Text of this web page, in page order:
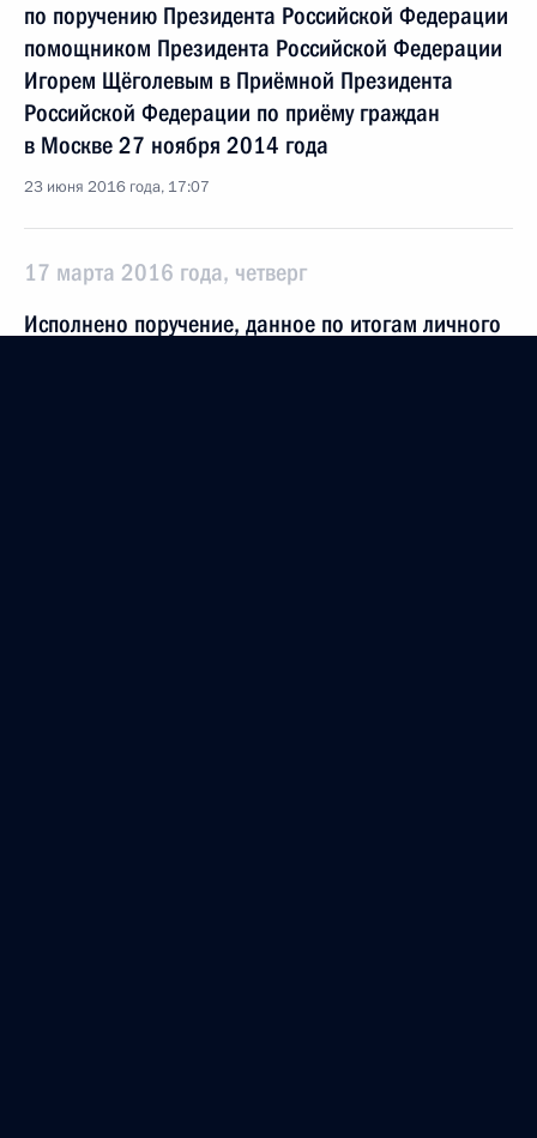
по поручению Президента Российской Федерации
помощником Президента Российской Федерации
Игорем Щёголевым в Приёмной Президента
Российской Федерации по приёму граждан
в Москве 27 ноября 2014 года
23 июня 2016 года, 17:07
17 марта 2016 года, четверг
Исполнено поручение, данное по итогам личного